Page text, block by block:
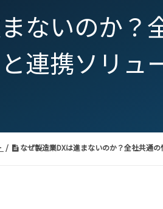
ないのか
連携ソリュ
なぜ製造業DXは進まないのか？全社共通